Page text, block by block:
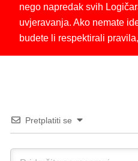
nego napredak svih
uvjeravanja. Ako nemate
budete li respektirali
Pretplatiti se